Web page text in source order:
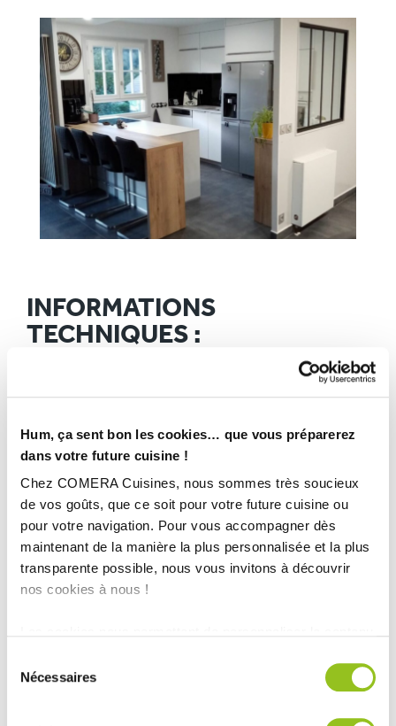
Hum, ça sent bon les cookies… que vous préparerez
dans votre future cuisine !
Chez COMERA Cuisines, nous sommes très soucieux
de vos goûts, que ce soit pour votre future cuisine ou
pour votre navigation. Pour vous accompagner dès
maintenant de la manière la plus personnalisée et la plus
transparente possible, nous vous invitons à découvrir
nos cookies à nous !
médias sociaux et d'analyser notre trafic. Nous
partageons également des informations sur l'utilisation de
notre site avec nos partenaires de médias sociaux, de
Nécessaires
INFORMATIONS
TECHNIQUES :
Magasin : COMERA Cuisines Chambéry
COMERA -En savoir plus
Rencontrez votre cuisiniste
Prendre rendez-vous
Cuisine contemporaine dans un cadre empreint de
tradition